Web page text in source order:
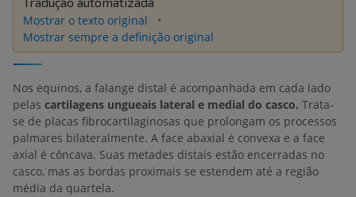
Mostrar o texto original
Mostrar sempre a definição original
Nos equinos, a falange distal é acompanhada em cada lado
pelas cartilagens ungueais lateral e medial do casco. Trata-
se de placas fibrocartilaginosas que prolongam os processos
palmares bilateralmente. A face abaxial é convexa e a face
axial é côncava. Suas metades distais estão encerradas no
casco, mas as bordas proximais se estendem até a região
média da quartela.